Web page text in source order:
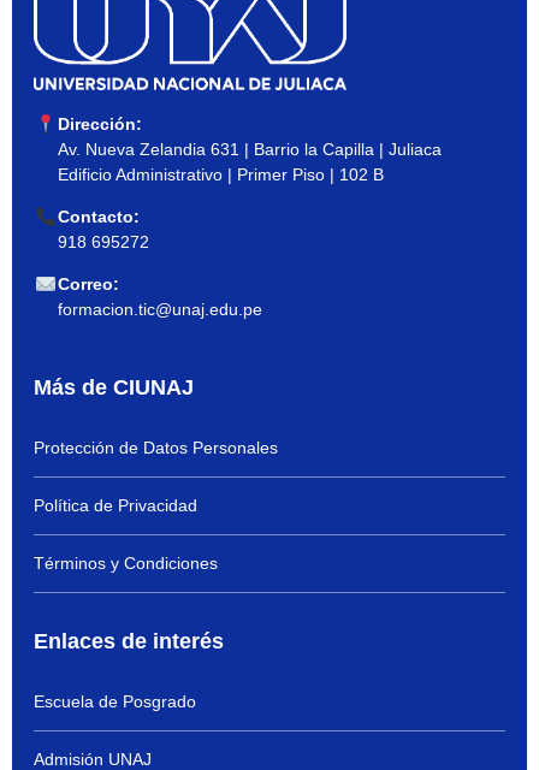
Dirección:
Av. Nueva Zelandia 631 | Barrio la Capilla | Juliaca
Edificio Administrativo | Primer Piso | 102 B
Contacto:
918 695272
Correo:
formacion.tic@unaj.edu.pe
Más de CIUNAJ
Protección de Datos Personales
Política de Privacidad
Términos y Condiciones
Enlaces de interés
Escuela de Posgrado
Admisión UNAJ